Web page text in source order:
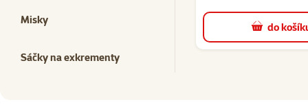
Misky
Sáčky na exkrementy
do